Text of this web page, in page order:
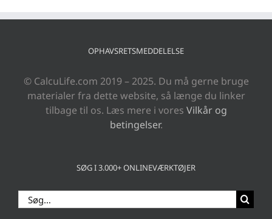
OPHAVSRETSMEDDELELSE
© CalcuLife.com 2019 – 2025. Du må gerne bruge
materialer fra dette website, så længe du linker
tilbage til os. Læs mere i vores Vilkår og
betingelser.
SØG I 3.000+ ONLINEVÆRKTØJER
Søg
efter: